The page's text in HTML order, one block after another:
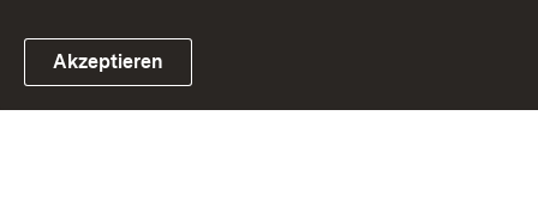
Link zum Landesportal
Akzeptieren